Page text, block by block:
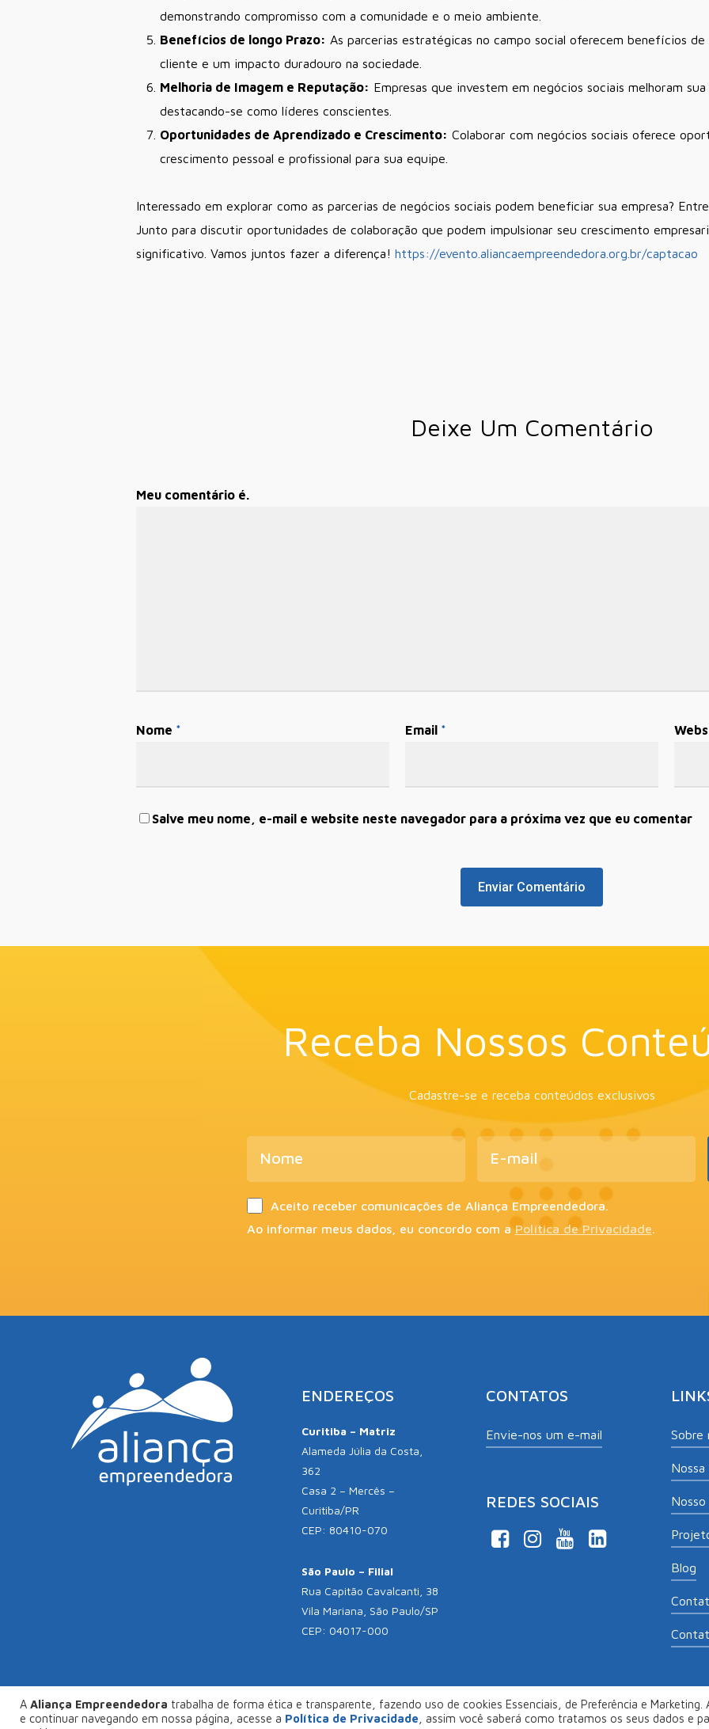
demonstrando compromisso com a comunidade e o meio ambiente.
Benefícios de longo Prazo: As parcerias estratégicas no campo social oferecem benefícios
cliente e um impacto duradouro na sociedade.
Melhoria de Imagem e Reputação: Empresas que investem em negócios sociais melhoram
destacando-se como líderes conscientes.
Oportunidades de Aprendizado e Crescimento: Colaborar com negócios sociais oferece
crescimento pessoal e profissional para sua equipe.
Interessado em explorar como as parcerias de negócios sociais podem beneficiar sua empresa?
Junto para discutir oportunidades de colaboração que podem impulsionar seu crescimento
significativo. Vamos juntos fazer a diferença! https://evento.aliancaempreendedora.org.br/captacao
Deixe Um Comentário
Meu comentário é.
Nome * Email *
Salve meu nome, e-mail e website neste navegador para a próxima vez que eu comentar
Receba Nossos
Cadastre-se e receba conteúdos exclusivos
Aceito receber comunicações de Aliança Empreendedora.
Ao informar meus dados, eu concordo com a Política de Privacidade.
ENDEREÇOS
Curitiba – Matriz
Alameda Júlia da Costa,
362
Casa 2 – Mercês –
Curitiba/PR
CEP: 80410-070
São Paulo – Filial
Rua Capitão Cavalcanti, 38
Vila Mariana, São Paulo/SP
CEP: 04017-000
CONTATOS
Envie-nos um e-mail
REDES SOCIAIS
Sobre
Blog
© Copyright 2026Aliança Empreendedora. Desenvolvido por
A Aliança Empreendedora trabalha de forma ética e transparente, fazendo uso de cookies Essenciais, de Preferência e Marketing.
e continuar navegando em nossa página, acesse a Política de Privacidade , assim você saberá como tratamos os seus dados e